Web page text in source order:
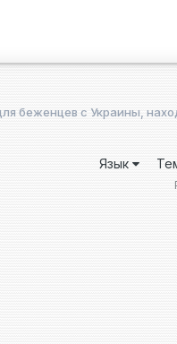
беженцев с Украины,
Язык